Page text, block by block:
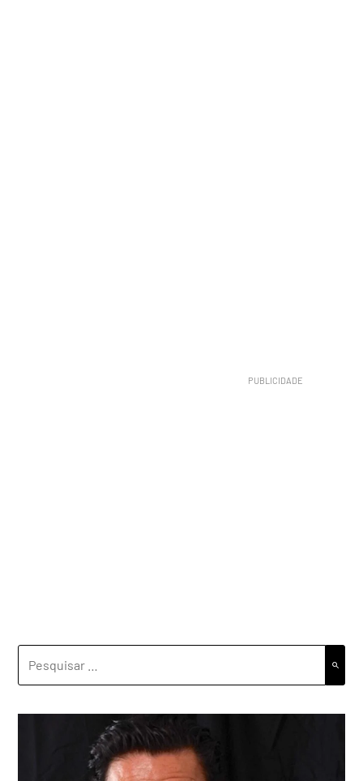
POR: